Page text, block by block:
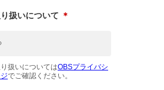
扱いについて ＊
扱いについてはOBSプライバシ
でご確認ください。